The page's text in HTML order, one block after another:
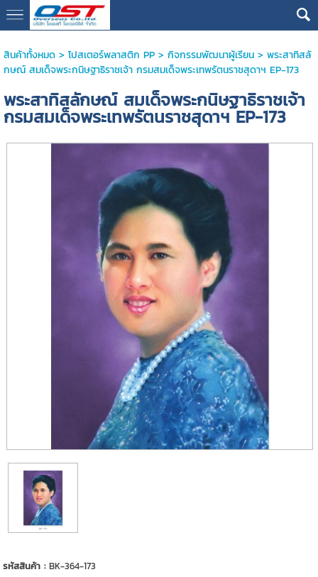
google13076cdc17b3388d
สินค้าทั้งหมด> โปสเตอร์พลาสติก PP> กิจกรรมพัฒนาผู้เรียน> พระสาทิสลั
กษณ์ สมเด็จพระกนิษฐาธิราชเจ้า กรมสมเด็จพระเทพรัตนราชสุดาฯ EP-173
พระสาทิสลักษณ์ สมเด็จพระกนิษฐาธิราชเจ้า
กรมสมเด็จพระเทพรัตนราชสุดาฯ EP-173
รหัสสินค้า :BK-364-173